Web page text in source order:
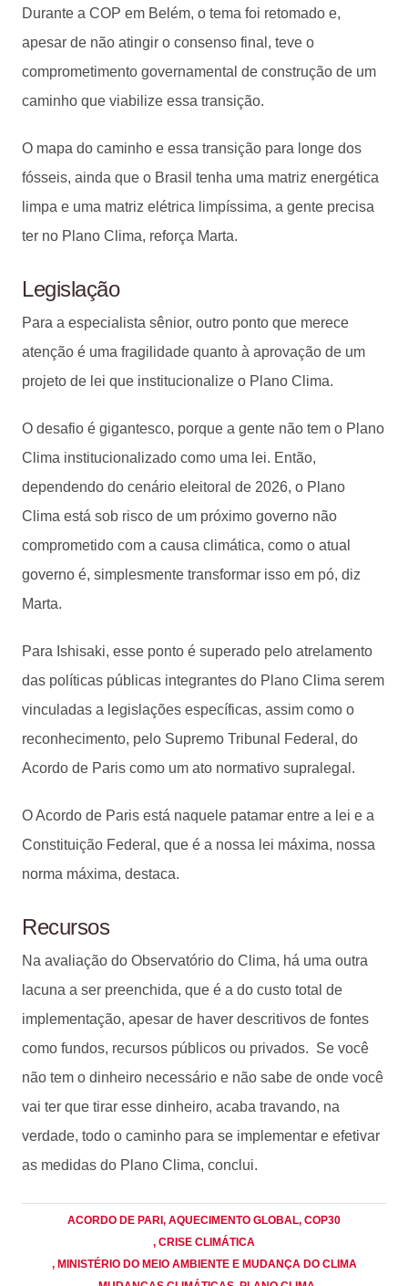
Durante a COP em Belém, o tema foi retomado e,
apesar de não atingir o consenso final, teve o
comprometimento governamental de construção de um
caminho que viabilize essa transição.
O mapa do caminho e essa transição para longe dos
fósseis, ainda que o Brasil tenha uma matriz energética
limpa e uma matriz elétrica limpíssima, a gente precisa
ter no Plano Clima, reforça Marta.
Legislação
Para a especialista sênior, outro ponto que merece
atenção é uma fragilidade quanto à aprovação de um
projeto de lei que institucionalize o Plano Clima.
O desafio é gigantesco, porque a gente não tem o Plano
Clima institucionalizado como uma lei. Então,
dependendo do cenário eleitoral de 2026, o Plano
Clima está sob risco de um próximo governo não
comprometido com a causa climática, como o atual
governo é, simplesmente transformar isso em pó, diz
Marta.
Para Ishisaki, esse ponto é superado pelo atrelamento
das políticas públicas integrantes do Plano Clima serem
vinculadas a legislações específicas, assim como o
reconhecimento, pelo Supremo Tribunal Federal, do
Acordo de Paris como um ato normativo supralegal.
O Acordo de Paris está naquele patamar entre a lei e a
Constituição Federal, que é a nossa lei máxima, nossa
norma máxima, destaca.
Recursos
Na avaliação do Observatório do Clima, há uma outra
lacuna a ser preenchida, que é a do custo total de
implementação, apesar de haver descritivos de fontes
como fundos, recursos públicos ou privados. Se você
não tem o dinheiro necessário e não sabe de onde você
vai ter que tirar esse dinheiro, acaba travando, na
verdade, todo o caminho para se implementar e efetivar
as medidas do Plano Clima, conclui.
ACORDO DE PARI, AQUECIMENTO GLOBAL, COP30
, CRISE CLIMÁTICA
, MINISTÉRIO DO MEIO AMBIENTE E MUDANÇA DO CLIMA